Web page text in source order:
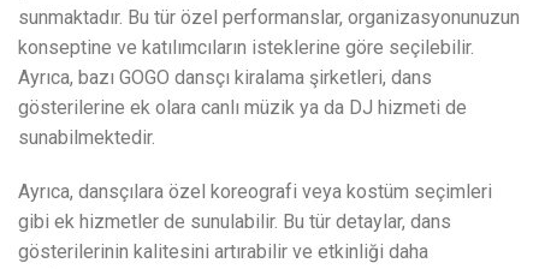
sunmaktadır. Bu tür özel performanslar, organizasyonunuzun
konseptine ve katılımcıların isteklerine göre seçilebilir.
Ayrıca, bazı GOGO dansçı kiralama şirketleri, dans
gösterilerine ek olara canlı müzik ya da DJ hizmeti de
sunabilmektedir.
Ayrıca, dansçılara özel koreografi veya kostüm seçimleri
gibi ek hizmetler de sunulabilir. Bu tür detaylar, dans
gösterilerinin kalitesini artırabilir ve etkinliği daha